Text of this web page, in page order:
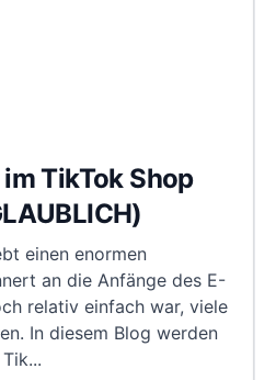
TikTok Shop
einen enormen
an die Anfänge des E-
relativ einfach war, viele
In diesem Blog werden
Tik...